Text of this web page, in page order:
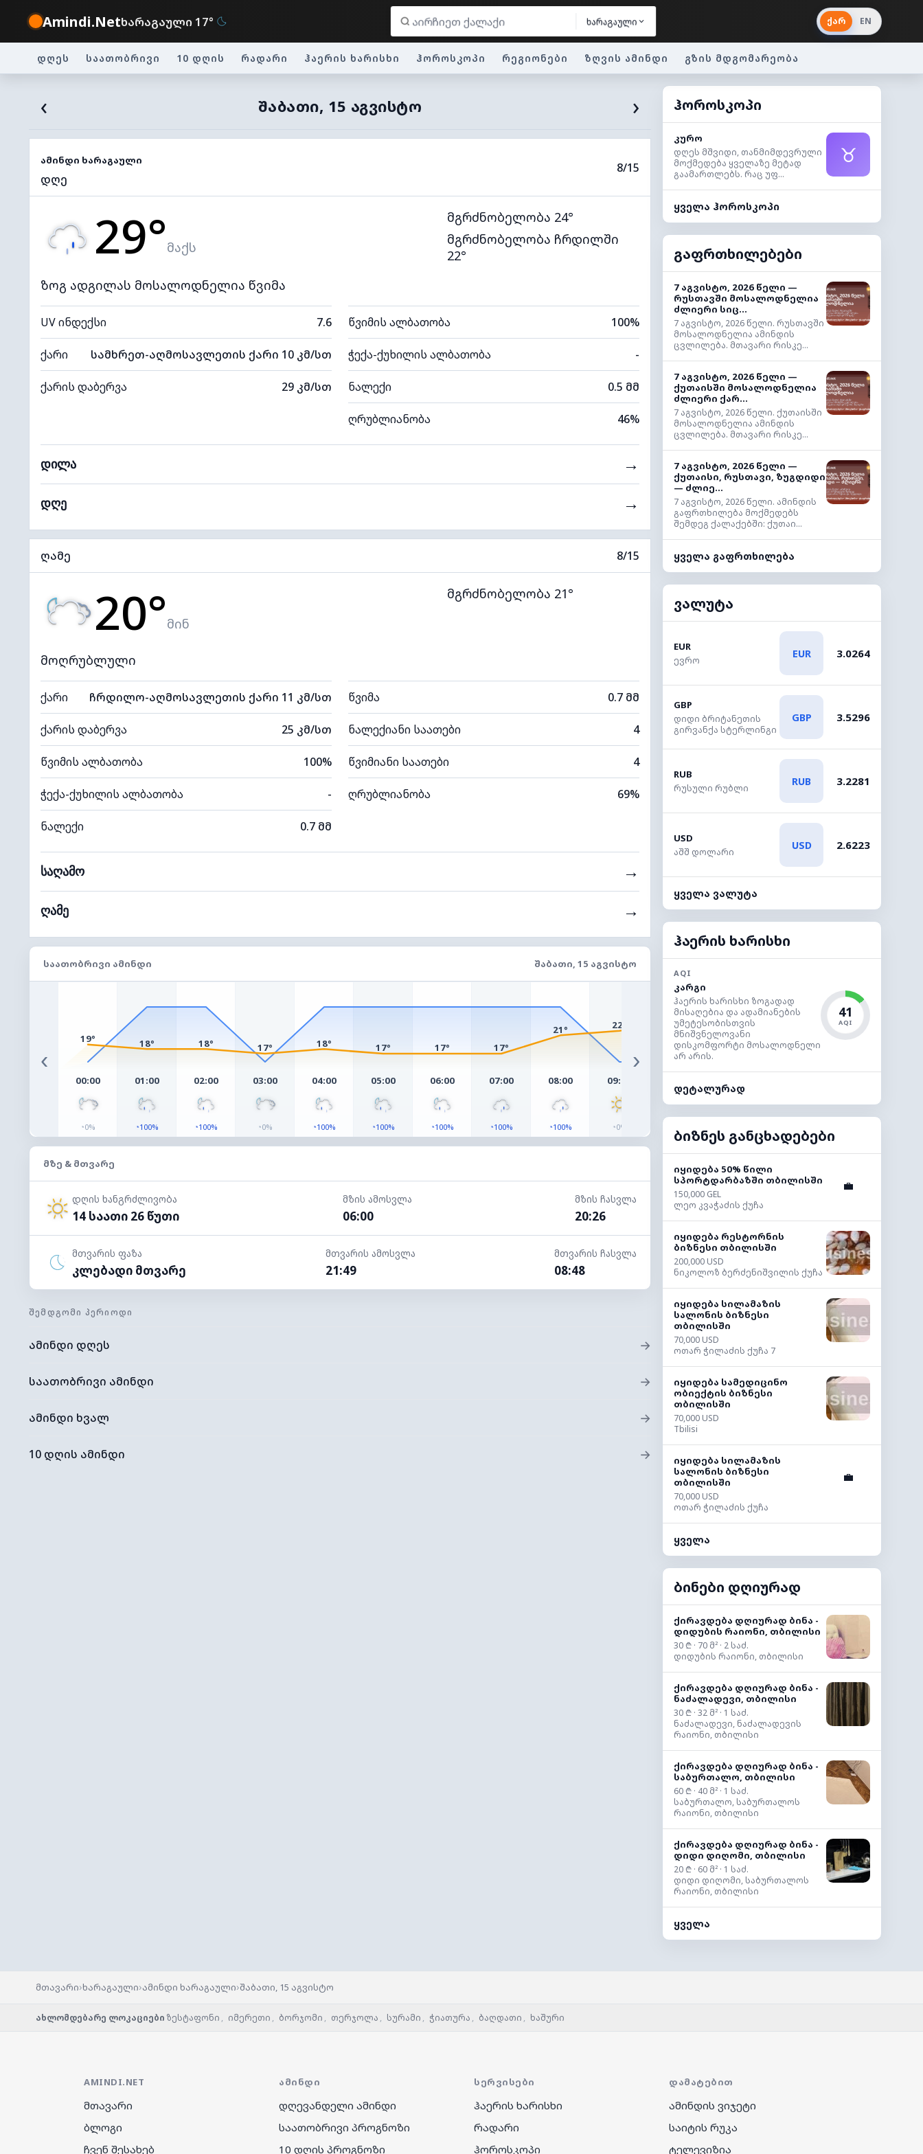
Amindi.Netხარაგაული 17° ხარაგაული ქარ EN
დღეს საათობრივი 10 დღის რადარი ჰაერის ხარისხი ჰოროსკოპი რეგიონები ზღვის ამინდი გზის მდგომარეობა
‹ ᲨᲐᲑᲐᲗᲘ, 15 ᲐᲒᲕᲘᲡᲢᲝ ›
ამინდი ხარაგაული
დღე
8/15
29°მაქს
მგრძნობელობა 24°
მგრძნობელობა ჩრდილში
22°
ზოგ ადგილას მოსალოდნელია წვიმა
UV ინდექსი 7.6
ქარი სამხრეთ-აღმოსავლეთის ქარი 10 კმ/სთ
ქარის დაბერვა 29 კმ/სთ
წვიმის ალბათობა 100%
ჭექა-ქუხილის ალბათობა -
ნალექი 0.5 მმ
ღრუბლიანობა 46%
დილა →
დღე →
ღამე 8/15
20°მინ
მგრძნობელობა 21°
მოღრუბლული
ქარი ჩრდილო-აღმოსავლეთის ქარი 11 კმ/სთ
ქარის დაბერვა 25 კმ/სთ
წვიმის ალბათობა 100%
ჭექა-ქუხილის ალბათობა -
ნალექი 0.7 მმ
წვიმა 0.7 მმ
ნალექიანი საათები 4
წვიმიანი საათები 4
ღრუბლიანობა 69%
საღამო →
ღამე →
ᲡᲐᲐᲗᲝᲑᲠᲘᲕᲘ ᲐᲛᲘᲜᲓᲘ ᲨᲐᲑᲐᲗᲘ, 15 ᲐᲒᲕᲘᲡᲢᲝ
‹
19°
00:00
◔0%
18°
01:00
◔100%
18°
02:00
◔100%
17°
03:00
◔0%
18°
04:00
◔100%
17°
05:00
◔100%
17°
06:00
◔100%
17°
07:00
◔100%
21°
08:00
◔100%
22°
09:00
◔0%
24° 25° 26°
28°
›
ᲛᲖᲔ & ᲛᲗᲕᲐᲠᲔ
დღის ხანგრძლივობა
14 საათი 26 წუთი
მზის ამოსვლა
06:00
მზის ჩასვლა
20:26
მთვარის ფაზა
კლებადი მთვარე
მთვარის ამოსვლა
21:49
მთვარის ჩასვლა
08:48
ᲨᲔᲛᲓᲒᲝᲛᲘ ᲞᲔᲠᲘᲝᲓᲘ
ამინდი დღეს →
საათობრივი ამინდი →
ამინდი ხვალ →
10 დღის ამინდი →
ჰოროსკოპი
კურო
დღეს მშვიდი, თანმიმდევრული
მოქმედება ყველაზე მეტად
გაამართლებს. რაც უფ...
♉
ყველა ჰოროსკოპი
გაფრთხილებები
7 აგვისტო, 2026 წელი —
რუსთავში მოსალოდნელია
ძლიერი სიც...
7 აგვისტო, 2026 წელი. რუსთავში
მოსალოდნელია ამინდის
ცვლილება. მთავარი რისკე...
7 აგვისტო, 2026 წელი —
ქუთაისში მოსალოდნელია
ძლიერი ქარ...
7 აგვისტო, 2026 წელი. ქუთაისში
მოსალოდნელია ამინდის
ცვლილება. მთავარი რისკე...
7 აგვისტო, 2026 წელი —
ქუთაისი, რუსთავი, ზუგდიდი
— ძლიე...
7 აგვისტო, 2026 წელი. ამინდის
გაფრთხილება მოქმედებს
შემდეგ ქალაქებში: ქუთაი...
ყველა გაფრთხილება
ვალუტა
EUR
ევრო
EUR 3.0264
GBP
დიდი ბრიტანეთის
გირვანქა სტერლინგი
GBP 3.5296
RUB
რუსული რუბლი
RUB 3.2281
USD
აშშ დოლარი
USD 2.6223
ყველა ვალუტა
ჰაერის ხარისხი
AQI
კარგი
ჰაერის ხარისხი ზოგადად
მისაღებია და ადამიანების
უმეტესობისთვის
მნიშვნელოვანი
დისკომფორტი მოსალოდნელი
არ არის.
41
AQI
დეტალურად
ბიზნეს განცხადებები
იყიდება 50% წილი
სპორტდარბაზში თბილისში
150,000 GEL
ლეო კვაჭაძის ქუჩა
💼
იყიდება რესტორნის
ბიზნესი თბილისში
200,000 USD
ნიკოლოზ ბერძენიშვილის ქუჩა
იყიდება სილამაზის
სალონის ბიზნესი
თბილისში
70,000 USD
ოთარ ჭილაძის ქუჩა 7
იყიდება სამედიცინო
ობიექტის ბიზნესი
თბილისში
70,000 USD
Tbilisi
იყიდება სილამაზის
სალონის ბიზნესი
თბილისში
70,000 USD
ოთარ ჭილაძის ქუჩა
💼
ყველა
ბინები დღიურად
ქირავდება დღიურად ბინა -
დიდუბის რაიონი, თბილისი
30 ₾ · 70 მ² · 2 საძ.
დიდუბის რაიონი, თბილისი
ქირავდება დღიურად ბინა -
ნაძალადევი, თბილისი
30 ₾ · 32 მ² · 1 საძ.
ნაძალადევი, ნაძალადევის
რაიონი, თბილისი
ქირავდება დღიურად ბინა -
საბურთალო, თბილისი
60 ₾ · 40 მ² · 1 საძ.
საბურთალო, საბურთალოს
რაიონი, თბილისი
ქირავდება დღიურად ბინა -
დიდი დიღომი, თბილისი
20 ₾ · 60 მ² · 1 საძ.
დიდი დიღომი, საბურთალოს
რაიონი, თბილისი
ყველა
მთავარი›ხარაგაული›ამინდი ხარაგაული›შაბათი, 15 აგვისტო
ახლომდებარე ლოკაციები ზესტაფონი , იმერეთი , ბორჯომი , თერჯოლა , სურამი , ჭიათურა , ბაღდათი , ხაშური
AMINDI.NET
მთავარი
ბლოგი
ჩვენ შესახებ
ᲐᲛᲘᲜᲓᲘ
დღევანდელი ამინდი
საათობრივი პროგნოზი
10 დღის პროგნოზი
ᲡᲔᲠᲕᲘᲡᲔᲑᲘ
ჰაერის ხარისხი
რადარი
ჰოროსკოპი
ᲓᲐᲛᲐᲢᲔᲑᲘᲗ
ამინდის ვიჯეტი
საიტის რუკა
ტელევიზია